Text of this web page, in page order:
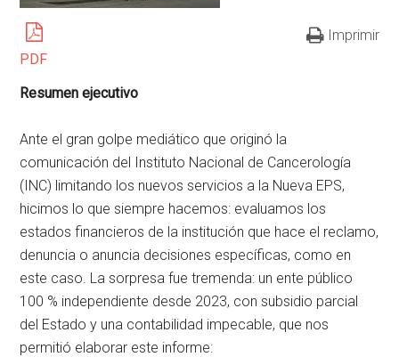
PDF
Imprimir
Resumen ejecutivo
Ante el gran golpe mediático que originó la
comunicación del Instituto Nacional de Cancerología
(INC) limitando los nuevos servicios a la Nueva EPS,
hicimos lo que siempre hacemos: evaluamos los
estados financieros de la institución que hace el reclamo,
denuncia o anuncia decisiones específicas, como en
este caso. La sorpresa fue tremenda: un ente público
100 % independiente desde 2023, con subsidio parcial
del Estado y una contabilidad impecable, que nos
permitió elaborar este informe: